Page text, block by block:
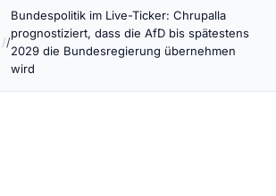
Bundespolitik im Live-Ticker: Chrupalla
prognostiziert, dass die AfD bis spätestens
2029 die Bundesregierung übernehmen
wird